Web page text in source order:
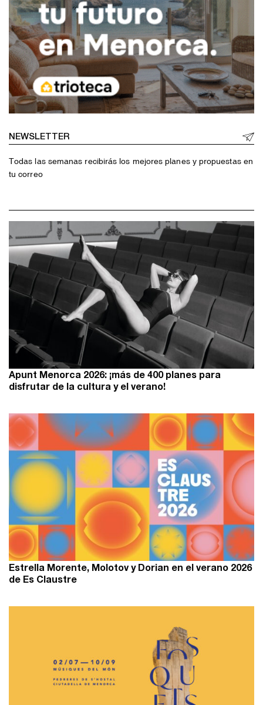
NEWSLETTER
Todas las semanas recibirás los mejores planes y propuestas en
tu correo
Apunt Menorca 2026: ¡más de 400 planes para
disfrutar de la cultura y el verano!
Estrella Morente, Molotov y Dorian en el verano 2026
de Es Claustre